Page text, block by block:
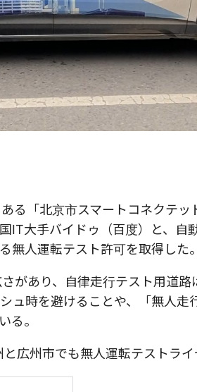
る「北京市スマートコネクテ
IT大手バイドゥ（百度）と、自
無人運転テスト許可を取得した。
があり、自律走行テスト用道路
ュ時を避けることや、「無人走
る。
広州市でも無人運転テストライ